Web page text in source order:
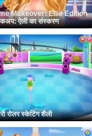
Makeover: Ellie Edition
ऐली का संस्करण
रोलर स्केटिंग शैली